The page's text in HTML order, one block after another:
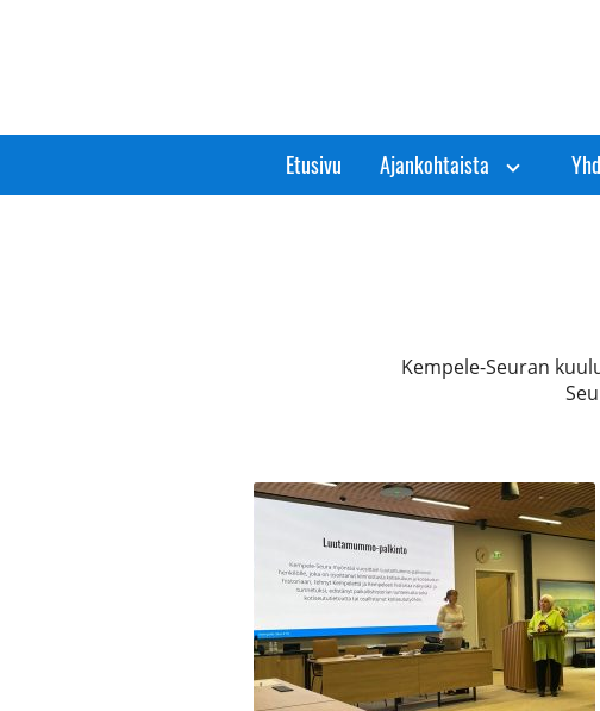
Etusivu Ajankohtaista
Kempele-Seuran